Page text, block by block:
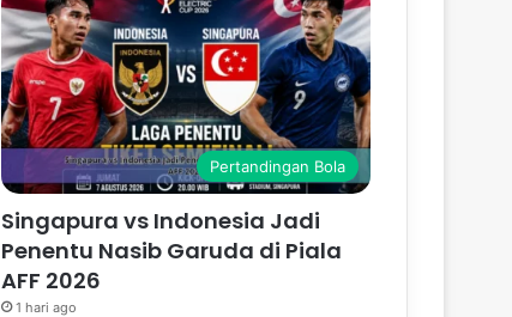
Pertandingan Bola
Singapura vs Indonesia Jadi
Penentu Nasib Garuda di Piala
AFF 2026
1 hari ago